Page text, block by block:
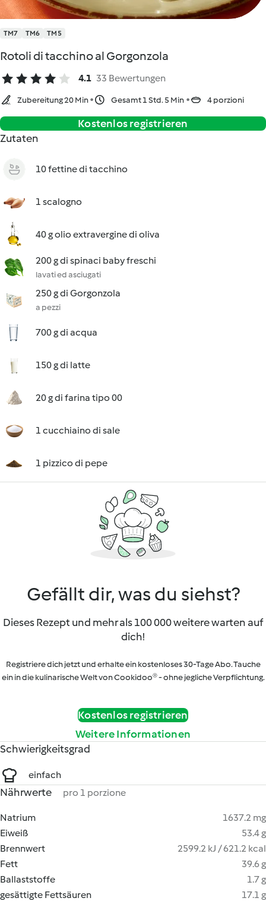
TM7 TM6 TM5
Rotoli di tacchino al Gorgonzola
4.1 33 Bewertungen
Zubereitung 20 Min Gesamt 1 Std. 5 Min 4 porzioni
Kostenlos registrieren
Zutaten
10 fettine di tacchino
1 scalogno
40 g olio extravergine di oliva
200 g di spinaci baby freschi
lavati ed asciugati
250 g di Gorgonzola
a pezzi
700 g di acqua
150 g di latte
20 g di farina tipo 00
1 cucchiaino di sale
1 pizzico di pepe
Gefällt dir, was du siehst?
Dieses Rezept und mehr als 100 000 weitere warten auf
dich!
Registriere dich jetzt und erhalte ein kostenloses 30-Tage Abo. Tauche
ein in die kulinarische Welt von Cookidoo® - ohne jegliche Verpflichtung.
Kostenlos registrieren
Weitere Informationen
Schwierigkeitsgrad
einfach
Nährwerte pro 1 porzione
Natrium
1637.2 mg
Eiweiß
53.4 g
Brennwert
2599.2 kJ / 621.2 kcal
Fett
39.6 g
Ballaststoffe
1.7 g
gesättigte Fettsäuren
17.1 g